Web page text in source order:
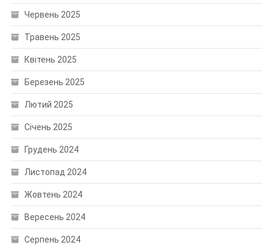
Червень 2025
Травень 2025
Квітень 2025
Березень 2025
Лютий 2025
Січень 2025
Грудень 2024
Листопад 2024
Жовтень 2024
Вересень 2024
Серпень 2024